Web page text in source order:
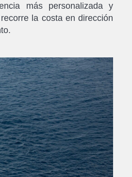
más personalizada y
la costa en dirección